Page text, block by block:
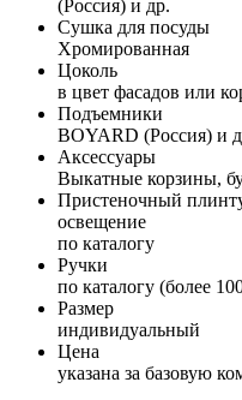
(Россия) и др.
Сушка для посуды
Хромированная
Цоколь
в цвет фасадов или
Подъемники
BOYARD (Россия) и
Аксессуары
Выкатные корзины,
Пристеночный
освещение
по каталогу
Ручки
по каталогу (более
Размер
индивидуальный
Цена
указана за базовую